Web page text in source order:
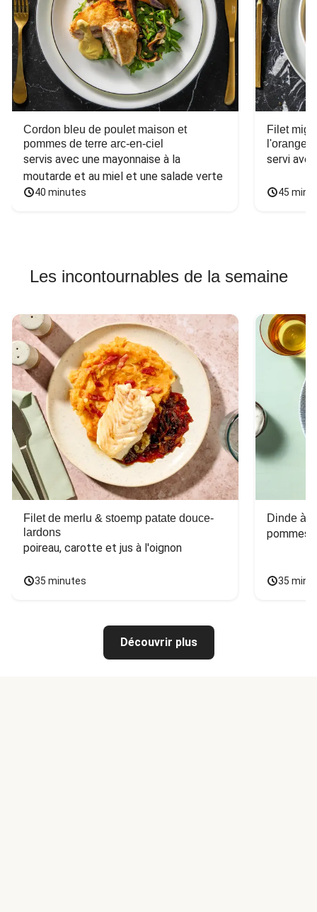
Cordon bleu de poulet maison et
pommes de terre arc-en-ciel
servis avec une mayonnaise à la
moutarde et au miel et une salade verte
40 minutes
Filet
l'orange
servi
45
Les incontournables de la semaine
Filet de merlu & stoemp patate douce-
lardons
poireau, carotte et jus à l'oignon
35 minutes
Dinde à
pommes
35
Découvrir plus